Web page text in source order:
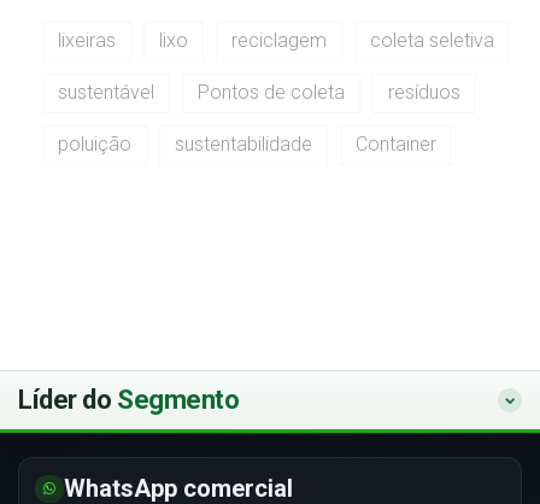
lixeiras lixo reciclagem coleta seletiva
sustentável Pontos de coleta resíduos
poluição sustentabilidade Container
Líder do Segmento
WhatsApp comercial